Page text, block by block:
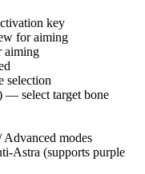
key
for aiming
aiming
selection
— select target bone
modes
Astra (supports purple